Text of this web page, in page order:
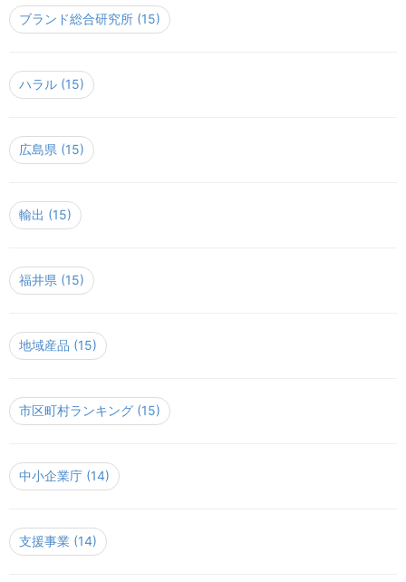
ブランド総合研究所 (15)
ハラル (15)
広島県 (15)
輸出 (15)
福井県 (15)
地域産品 (15)
市区町村ランキング (15)
中小企業庁 (14)
支援事業 (14)